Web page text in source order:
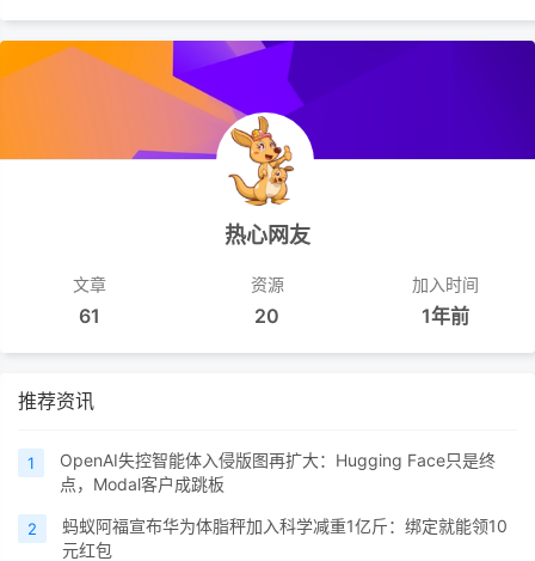
热心网友
文章
61
资源
20
加入时间
1年前
推荐资讯
1
OpenAI失控智能体入侵版图再扩大：Hugging Face只是终
点，Modal客户成跳板
2
蚂蚁阿福宣布华为体脂秤加入科学减重1亿斤：绑定就能领10
元红包